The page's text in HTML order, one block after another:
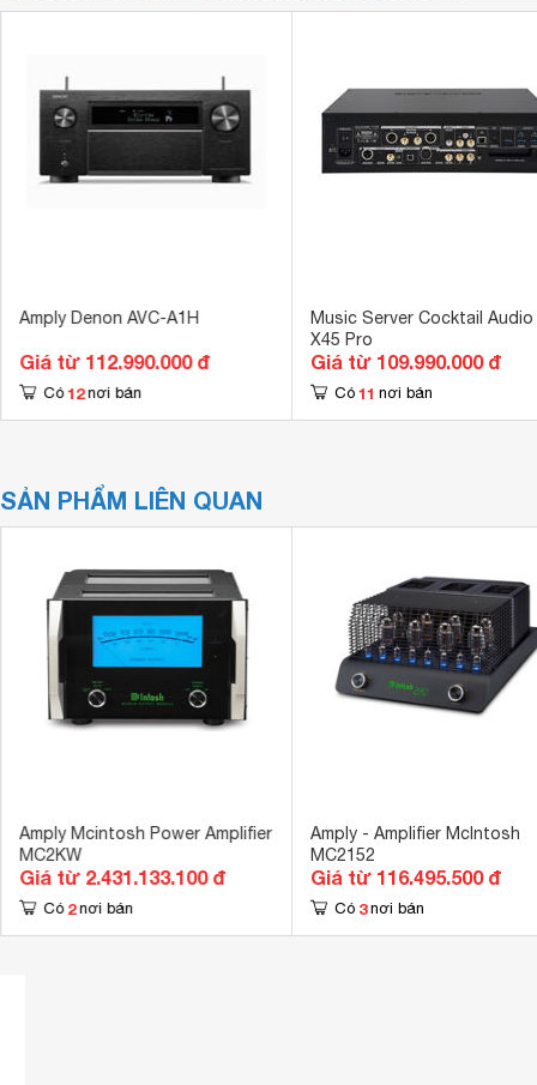
Amply Denon AVC-A1H
Giá từ 112.990.000 đ
Có 12 nơi bán
Music Server Cocktail Audio
X45 Pro
Giá từ 109.990.000 đ
Có 11 nơi bán
SẢN PHẨM LIÊN QUAN
Amply Mcintosh Power Amplifier
MC2KW
Giá từ 2.431.133.100 đ
Có 2 nơi bán
Amply - Amplifier McIntosh
MC2152
Giá từ 116.495.500 đ
Có 3 nơi bán